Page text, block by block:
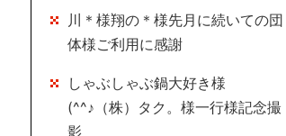
川＊様翔の＊様先月に続いての団
体様ご利用に感謝
しゃぶしゃぶ鍋大好き様
(^^♪（株）タク。様一行様記念撮
影